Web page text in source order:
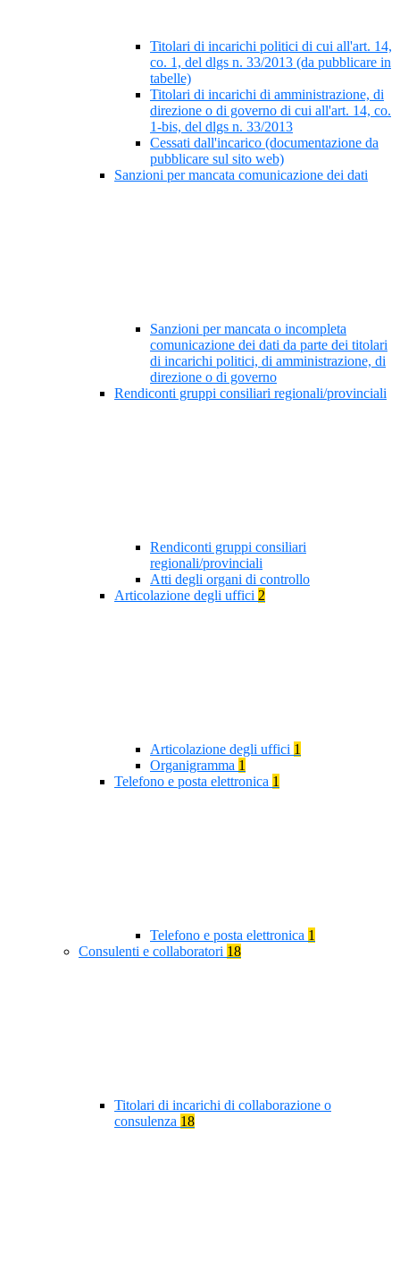
Titolari di incarichi politici di cui all'art. 14,
co. 1, del dlgs n. 33/2013 (da pubblicare in
tabelle)
Titolari di incarichi di amministrazione, di
direzione o di governo di cui all'art. 14, co.
1-bis, del dlgs n. 33/2013
Cessati dall'incarico (documentazione da
pubblicare sul sito web)
Sanzioni per mancata comunicazione dei dati
Sanzioni per mancata o incompleta
comunicazione dei dati da parte dei titolari
di incarichi politici, di amministrazione, di
direzione o di governo
Rendiconti gruppi consiliari regionali/provinciali
Rendiconti gruppi consiliari
regionali/provinciali
Atti degli organi di controllo
Articolazione degli uffici 2
Articolazione degli uffici 1
Organigramma 1
Telefono e posta elettronica 1
Telefono e posta elettronica 1
Consulenti e collaboratori 18
Titolari di incarichi di collaborazione o
consulenza 18